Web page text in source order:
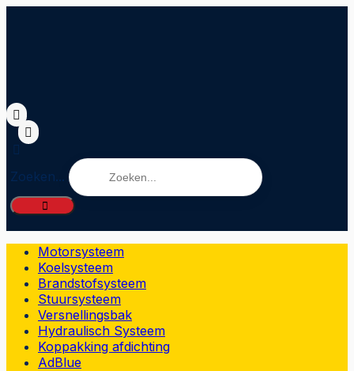
Zoeken...
Motorsysteem
Koelsysteem
Brandstofsysteem
Stuursysteem
Versnellingsbak
Hydraulisch Systeem
Koppakking afdichting
AdBlue